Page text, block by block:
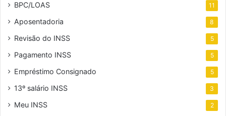
BPC/LOAS 11
Aposentadoria 8
Revisão do INSS 5
Pagamento INSS 5
Empréstimo Consignado 5
13º salário INSS 3
Meu INSS 2